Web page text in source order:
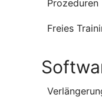
Prozeduren
Freies